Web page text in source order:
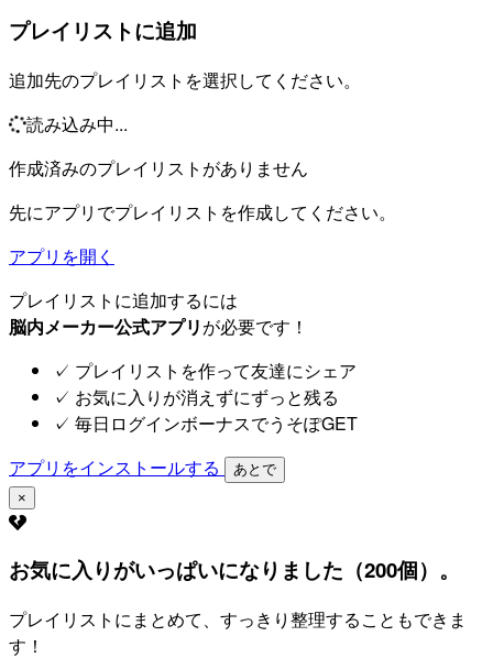
プレイリストに追加
追加先のプレイリストを選択してください。
読み込み中...
作成済みのプレイリストがありません
先にアプリでプレイリストを作成してください。
アプリを開く
プレイリストに追加するには
脳内メーカー公式アプリが必要です！
✓ プレイリストを作って友達にシェア
✓ お気に入りが消えずにずっと残る
✓ 毎日ログインボーナスでうそぽGET
アプリをインストールする
あとで
×
お気に入りがいっぱいになりました（200個）。
プレイリストにまとめて、すっきり整理することもできま
す！